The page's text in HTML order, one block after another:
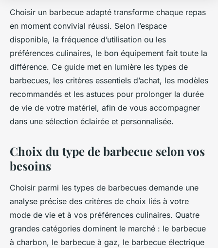
Choisir un barbecue adapté transforme chaque repas
en moment convivial réussi. Selon l’espace
disponible, la fréquence d’utilisation ou les
préférences culinaires, le bon équipement fait toute la
différence. Ce guide met en lumière les types de
barbecues, les critères essentiels d’achat, les modèles
recommandés et les astuces pour prolonger la durée
de vie de votre matériel, afin de vous accompagner
dans une sélection éclairée et personnalisée.
Choix du type de barbecue selon vos
besoins
Choisir parmi les types de barbecues demande une
analyse précise des critères de choix liés à votre
mode de vie et à vos préférences culinaires. Quatre
grandes catégories dominent le marché : le barbecue
à charbon, le barbecue à gaz, le barbecue électrique